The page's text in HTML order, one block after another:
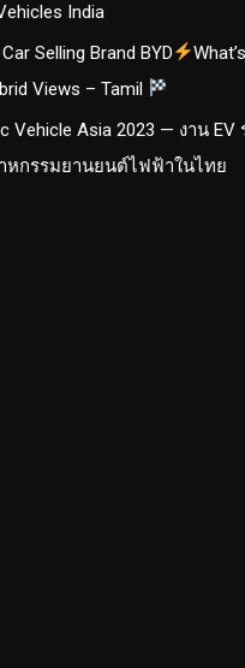
India
Selling Brand BYD
Views – Tamil
Vehicle Asia 2023 — งาน EV
กรรมยานยนต์ไฟฟ้าในไทย